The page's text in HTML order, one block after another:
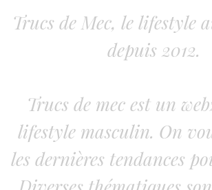
Trucs de Mec, le lifestyle
depuis 2012.
Trucs de mec est un
lifestyle masculin. On
les dernières tendances